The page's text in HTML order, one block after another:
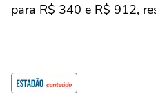
para R$ 340 e R$ 912,